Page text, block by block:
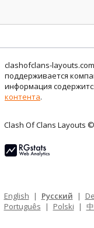
clashofclans-
поддерживается
информация
контента.
Clash Of Clans Layouts
English | Русский |
Português
| Polski |